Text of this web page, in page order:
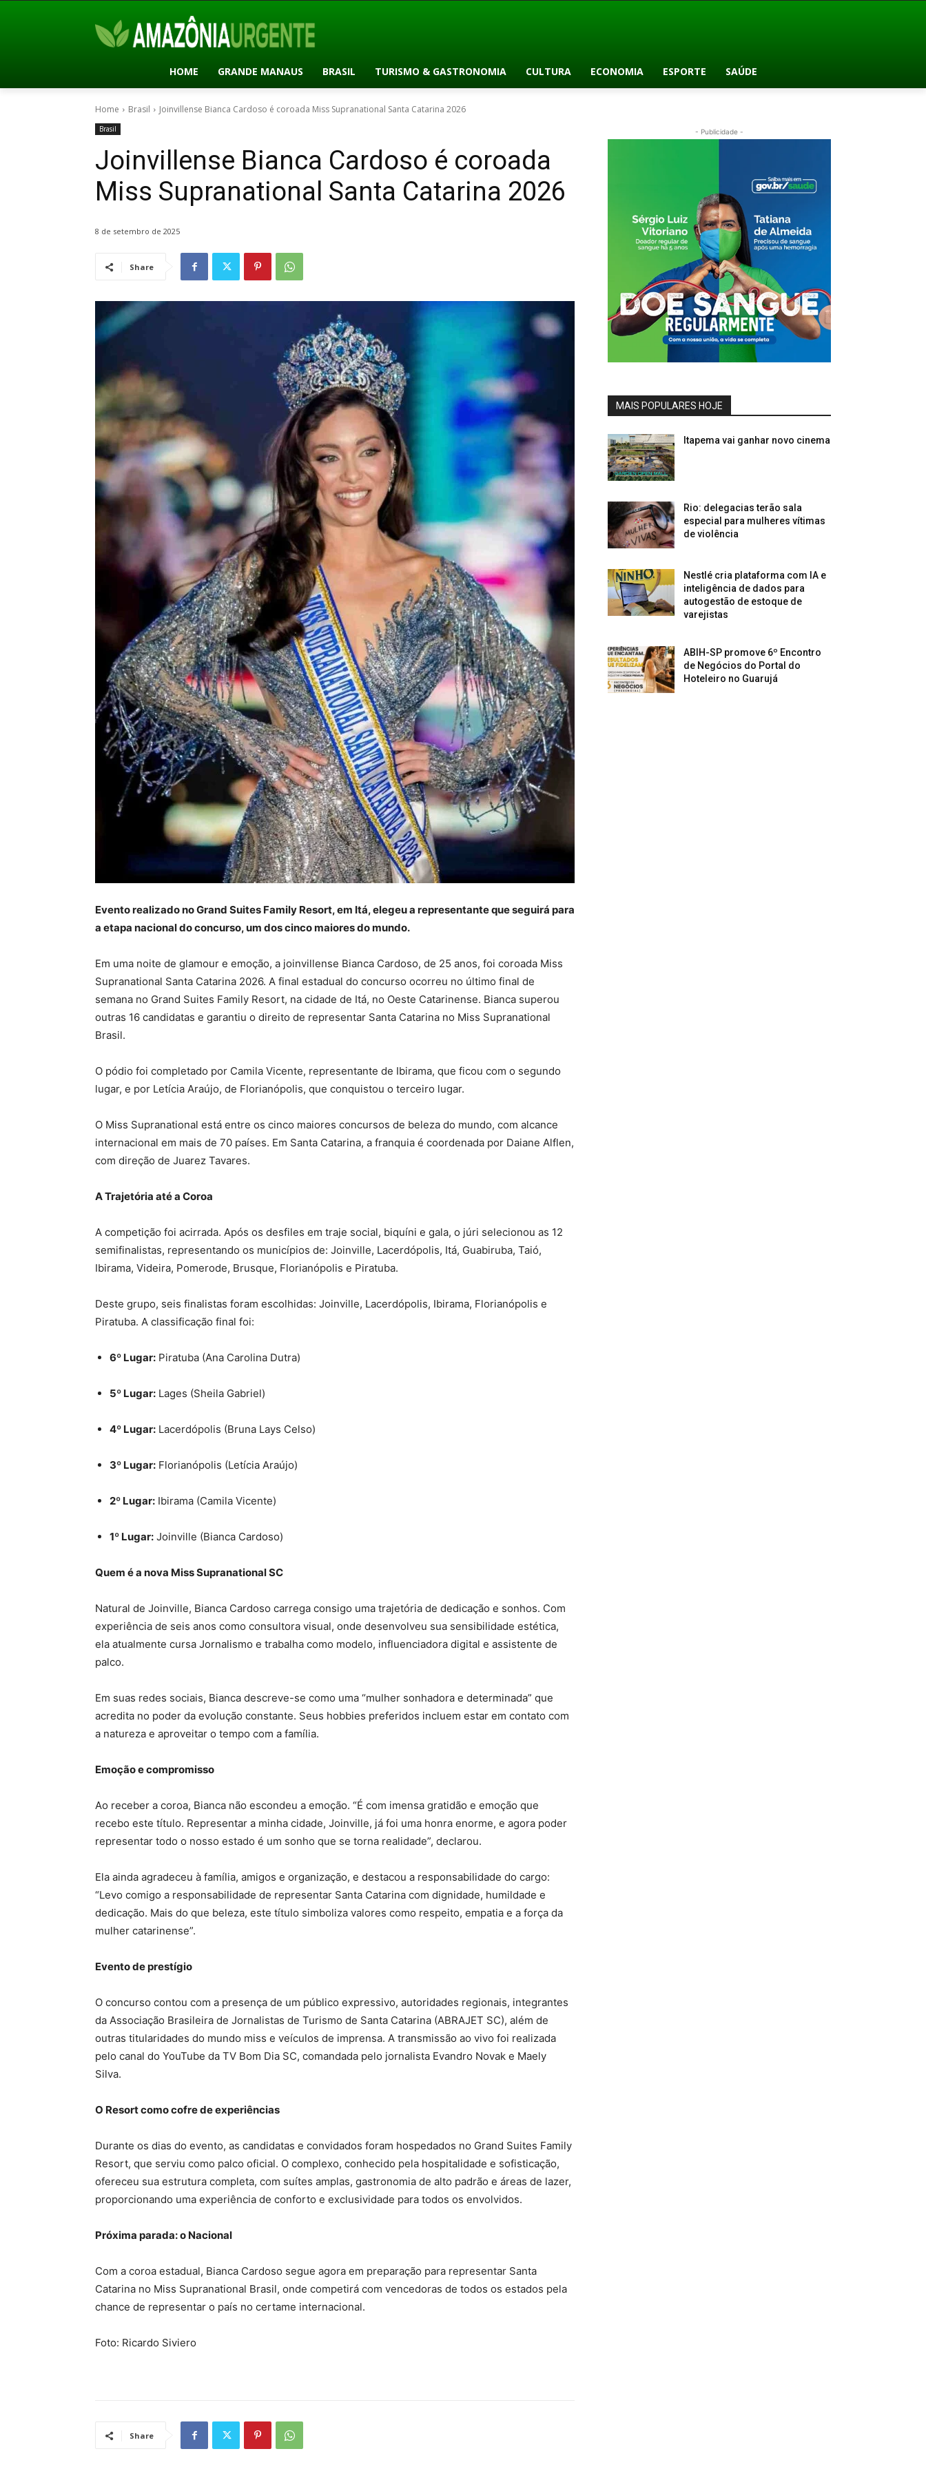
HOME GRANDE MANAUS BRASIL TURISMO & GASTRONOMIA CULTURA ECONOMIA ESPORTE SAÚDE
Home Brasil Joinvillense Bianca Cardoso é coroada Miss Supranational Santa Catarina 2026
Brasil
Joinvillense Bianca Cardoso é coroada
Miss Supranational Santa Catarina 2026
8 de setembro de 2025
Share
Evento realizado no Grand Suites Family Resort, em Itá, elegeu a representante que seguirá para
a etapa nacional do concurso, um dos cinco maiores do mundo.
Em uma noite de glamour e emoção, a joinvillense Bianca Cardoso, de 25 anos, foi coroada Miss
Supranational Santa Catarina 2026. A final estadual do concurso ocorreu no último final de
semana no Grand Suites Family Resort, na cidade de Itá, no Oeste Catarinense. Bianca superou
outras 16 candidatas e garantiu o direito de representar Santa Catarina no Miss Supranational
Brasil.
O pódio foi completado por Camila Vicente, representante de Ibirama, que ficou com o segundo
lugar, e por Letícia Araújo, de Florianópolis, que conquistou o terceiro lugar.
O Miss Supranational está entre os cinco maiores concursos de beleza do mundo, com alcance
internacional em mais de 70 países. Em Santa Catarina, a franquia é coordenada por Daiane Alflen,
com direção de Juarez Tavares.
A Trajetória até a Coroa
A competição foi acirrada. Após os desfiles em traje social, biquíni e gala, o júri selecionou as 12
semifinalistas, representando os municípios de: Joinville, Lacerdópolis, Itá, Guabiruba, Taió,
Ibirama, Videira, Pomerode, Brusque, Florianópolis e Piratuba.
Deste grupo, seis finalistas foram escolhidas: Joinville, Lacerdópolis, Ibirama, Florianópolis e
Piratuba. A classificação final foi:
6º Lugar: Piratuba (Ana Carolina Dutra)
5º Lugar: Lages (Sheila Gabriel)
4º Lugar: Lacerdópolis (Bruna Lays Celso)
3º Lugar: Florianópolis (Letícia Araújo)
2º Lugar: Ibirama (Camila Vicente)
1º Lugar: Joinville (Bianca Cardoso)
Quem é a nova Miss Supranational SC
Natural de Joinville, Bianca Cardoso carrega consigo uma trajetória de dedicação e sonhos. Com
experiência de seis anos como consultora visual, onde desenvolveu sua sensibilidade estética,
ela atualmente cursa Jornalismo e trabalha como modelo, influenciadora digital e assistente de
palco.
Em suas redes sociais, Bianca descreve-se como uma “mulher sonhadora e determinada” que
acredita no poder da evolução constante. Seus hobbies preferidos incluem estar em contato com
a natureza e aproveitar o tempo com a família.
Emoção e compromisso
Ao receber a coroa, Bianca não escondeu a emoção. “É com imensa gratidão e emoção que
recebo este título. Representar a minha cidade, Joinville, já foi uma honra enorme, e agora poder
representar todo o nosso estado é um sonho que se torna realidade”, declarou.
Ela ainda agradeceu à família, amigos e organização, e destacou a responsabilidade do cargo:
“Levo comigo a responsabilidade de representar Santa Catarina com dignidade, humildade e
dedicação. Mais do que beleza, este título simboliza valores como respeito, empatia e a força da
mulher catarinense”.
Evento de prestígio
O concurso contou com a presença de um público expressivo, autoridades regionais, integrantes
da Associação Brasileira de Jornalistas de Turismo de Santa Catarina (ABRAJET SC), além de
outras titularidades do mundo miss e veículos de imprensa. A transmissão ao vivo foi realizada
pelo canal do YouTube da TV Bom Dia SC, comandada pelo jornalista Evandro Novak e Maely
Silva.
O Resort como cofre de experiências
Durante os dias do evento, as candidatas e convidados foram hospedados no Grand Suites Family
Resort, que serviu como palco oficial. O complexo, conhecido pela hospitalidade e sofisticação,
ofereceu sua estrutura completa, com suítes amplas, gastronomia de alto padrão e áreas de lazer,
proporcionando uma experiência de conforto e exclusividade para todos os envolvidos.
Próxima parada: o Nacional
Com a coroa estadual, Bianca Cardoso segue agora em preparação para representar Santa
Catarina no Miss Supranational Brasil, onde competirá com vencedoras de todos os estados pela
chance de representar o país no certame internacional.
Foto: Ricardo Siviero
Share
- Publicidade -
MAIS POPULARES HOJE
Itapema vai ganhar novo cinema
Rio: delegacias terão sala
especial para mulheres vítimas
de violência
Nestlé cria plataforma com IA e
inteligência de dados para
autogestão de estoque de
varejistas
ABIH-SP promove 6º Encontro
de Negócios do Portal do
Hoteleiro no Guarujá